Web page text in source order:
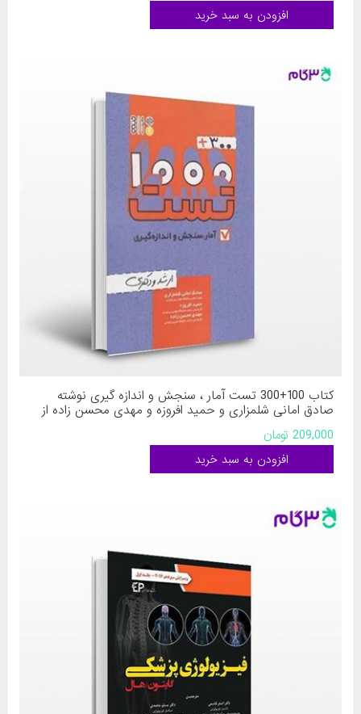
کتاب 100+300 تست آمار ، سنجش و اندازه گیری نوشته
صادق امانی شلمزاری و حمید افروزه و مهدی محسن زاده از
حتمی
209,000 تومان